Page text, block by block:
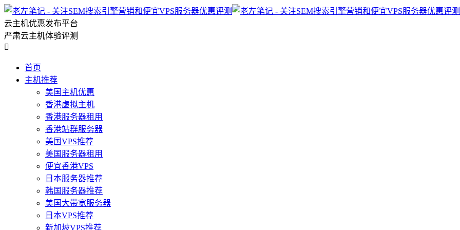
云主机优惠发布平台
严肃云主机体验评测

首页
主机推荐
美国主机优惠
香港虚拟主机
香港服务器租用
香港站群服务器
美国VPS推荐
美国服务器租用
便宜香港VPS
日本服务器推荐
韩国服务器推荐
美国大带宽服务器
日本VPS推荐
新加坡VPS推荐